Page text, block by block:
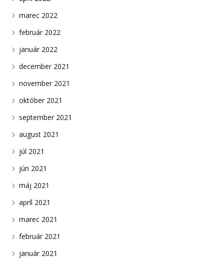
marec 2022
február 2022
január 2022
december 2021
november 2021
október 2021
september 2021
august 2021
júl 2021
jún 2021
máj 2021
apríl 2021
marec 2021
február 2021
január 2021